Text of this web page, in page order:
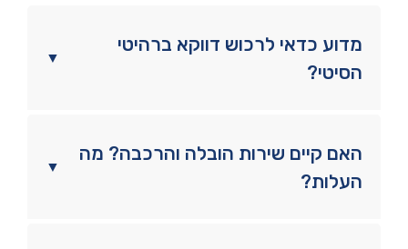
▼
מדוע כדאי לרכוש דווקא ברהיטי
הסיטי?
▼
האם קיים שירות הובלה והרכבה? מה
העלות?